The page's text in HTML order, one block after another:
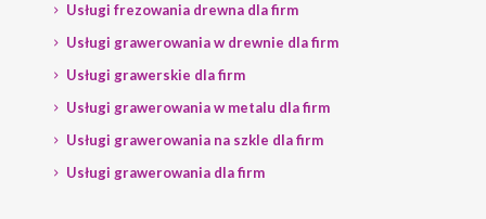
Usługi frezowania drewna dla firm
Usługi grawerowania w drewnie dla firm
Usługi grawerskie dla firm
Usługi grawerowania w metalu dla firm
Usługi grawerowania na szkle dla firm
Usługi grawerowania dla firm